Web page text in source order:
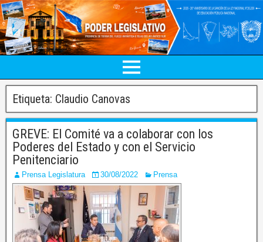
Etiqueta: Claudio Canovas
GREVE: El Comité va a colaborar con los
Poderes del Estado y con el Servicio
Penitenciario
Prensa Legislatura 30/08/2022 Prensa